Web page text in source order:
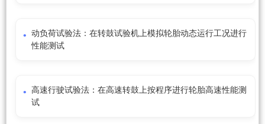
动负荷试验法：在转鼓试验机上模拟轮胎动态运行工况进行
性能测试
高速行驶试验法：在高速转鼓上按程序进行轮胎高速性能测
试